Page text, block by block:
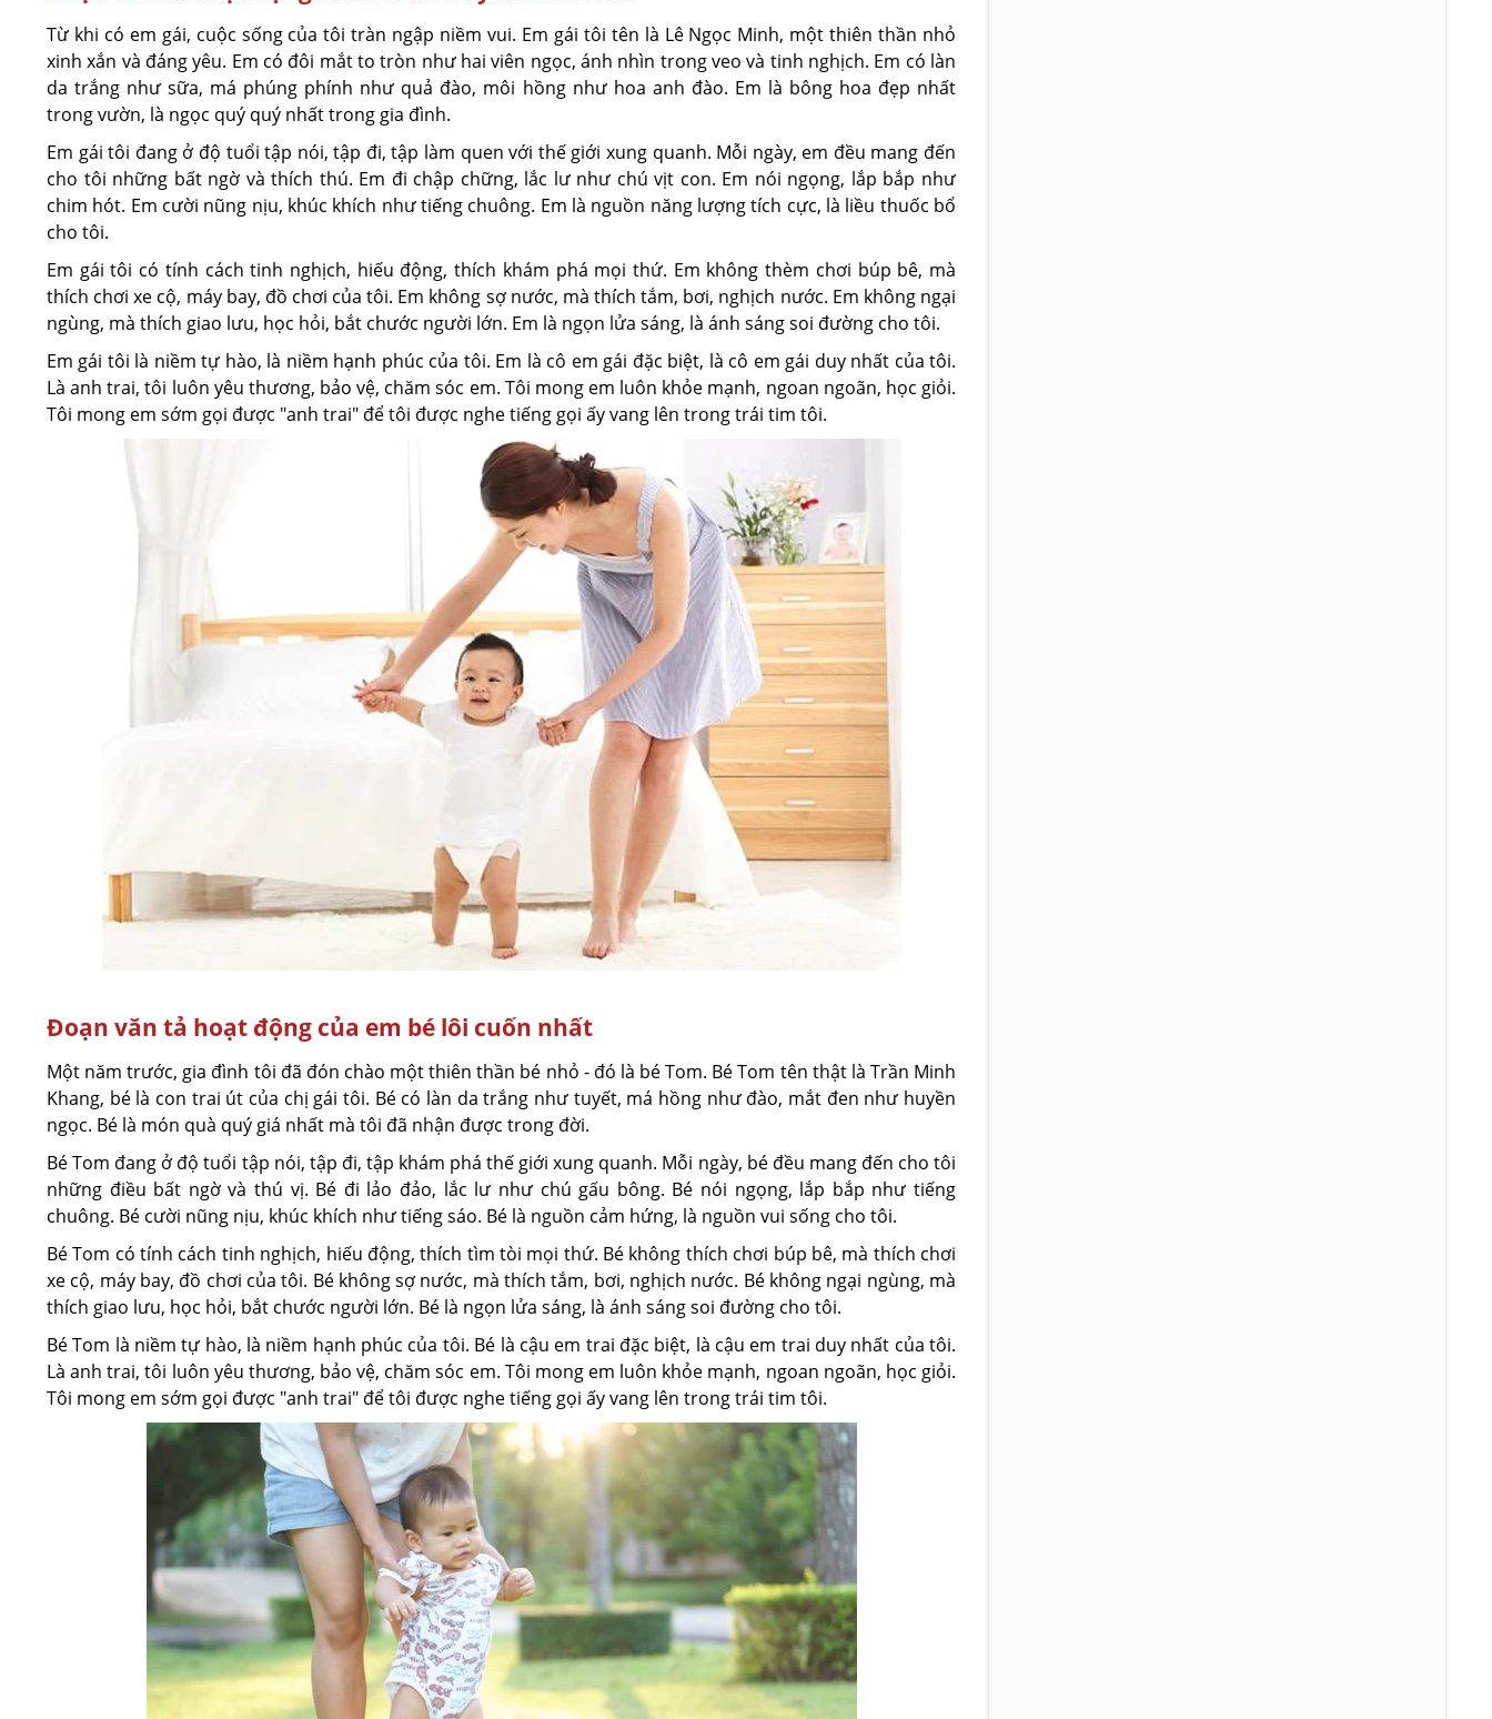
Từ khi có em gái, cuộc sống của tôi tràn ngập niềm vui. Em gái tôi tên là Lê Ngọc Minh, một thiên thần nhỏ
xinh xắn và đáng yêu. Em có đôi mắt to tròn như hai viên ngọc, ánh nhìn trong veo và tinh nghịch. Em có làn
da trắng như sữa, má phúng phính như quả đào, môi hồng như hoa anh đào. Em là bông hoa đẹp nhất
trong vườn, là ngọc quý quý nhất trong gia đình.
Em gái tôi đang ở độ tuổi tập nói, tập đi, tập làm quen với thế giới xung quanh. Mỗi ngày, em đều mang đến
cho tôi những bất ngờ và thích thú. Em đi chập chững, lắc lư như chú vịt con. Em nói ngọng, lắp bắp như
chim hót. Em cười nũng nịu, khúc khích như tiếng chuông. Em là nguồn năng lượng tích cực, là liều thuốc bổ
cho tôi.
Em gái tôi có tính cách tinh nghịch, hiếu động, thích khám phá mọi thứ. Em không thèm chơi búp bê, mà
thích chơi xe cộ, máy bay, đồ chơi của tôi. Em không sợ nước, mà thích tắm, bơi, nghịch nước. Em không ngại
ngùng, mà thích giao lưu, học hỏi, bắt chước người lớn. Em là ngọn lửa sáng, là ánh sáng soi đường cho tôi.
Em gái tôi là niềm tự hào, là niềm hạnh phúc của tôi. Em là cô em gái đặc biệt, là cô em gái duy nhất của tôi.
Là anh trai, tôi luôn yêu thương, bảo vệ, chăm sóc em. Tôi mong em luôn khỏe mạnh, ngoan ngoãn, học giỏi.
Tôi mong em sớm gọi được "anh trai" để tôi được nghe tiếng gọi ấy vang lên trong trái tim tôi.
Đoạn văn tả hoạt động của em bé lôi cuốn nhất
Một năm trước, gia đình tôi đã đón chào một thiên thần bé nhỏ - đó là bé Tom. Bé Tom tên thật là Trần Minh
Khang, bé là con trai út của chị gái tôi. Bé có làn da trắng như tuyết, má hồng như đào, mắt đen như huyền
ngọc. Bé là món quà quý giá nhất mà tôi đã nhận được trong đời.
Bé Tom đang ở độ tuổi tập nói, tập đi, tập khám phá thế giới xung quanh. Mỗi ngày, bé đều mang đến cho tôi
những điều bất ngờ và thú vị. Bé đi lảo đảo, lắc lư như chú gấu bông. Bé nói ngọng, lắp bắp như tiếng
chuông. Bé cười nũng nịu, khúc khích như tiếng sáo. Bé là nguồn cảm hứng, là nguồn vui sống cho tôi.
Bé Tom có tính cách tinh nghịch, hiếu động, thích tìm tòi mọi thứ. Bé không thích chơi búp bê, mà thích chơi
xe cộ, máy bay, đồ chơi của tôi. Bé không sợ nước, mà thích tắm, bơi, nghịch nước. Bé không ngại ngùng, mà
thích giao lưu, học hỏi, bắt chước người lớn. Bé là ngọn lửa sáng, là ánh sáng soi đường cho tôi.
Bé Tom là niềm tự hào, là niềm hạnh phúc của tôi. Bé là cậu em trai đặc biệt, là cậu em trai duy nhất của tôi.
Là anh trai, tôi luôn yêu thương, bảo vệ, chăm sóc em. Tôi mong em luôn khỏe mạnh, ngoan ngoãn, học giỏi.
Tôi mong em sớm gọi được "anh trai" để tôi được nghe tiếng gọi ấy vang lên trong trái tim tôi.